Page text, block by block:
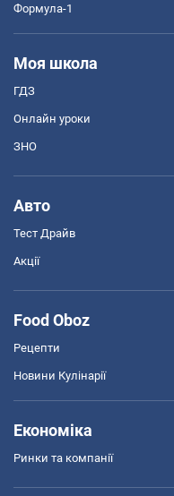
Формула-1
Моя школа
ГДЗ
Онлайн уроки
ЗНО
Авто
Тест Драйв
Акції
Food Oboz
Рецепти
Новини Кулінарії
Економіка
Ринки та компанії